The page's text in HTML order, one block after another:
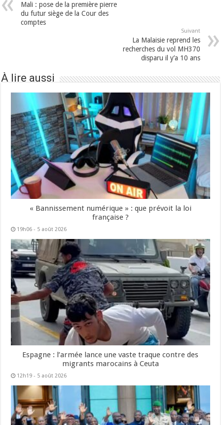
Mali : pose de la première pierre
du futur siège de la Cour des
comptes
Suivant
La Malaisie reprend les
recherches du vol MH370
disparu il y’a 10 ans
À lire aussi
« Bannissement numérique » : que prévoit la loi
française ?
19h06 - 5 août 2026
Espagne : l’armée lance une vaste traque contre des
migrants marocains à Ceuta
12h19 - 5 août 2026